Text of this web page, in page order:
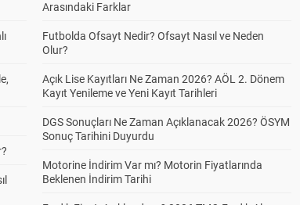
Arasındaki Farklar
Futbolda Ofsayt Nedir? Ofsayt Nasıl ve Neden
Olur?
Açık Lise Kayıtları Ne Zaman 2026? AÖL 2. Dönem
Kayıt Yenileme ve Yeni Kayıt Tarihleri
DGS Sonuçları Ne Zaman Açıklanacak 2026? ÖSYM
Sonuç Tarihini Duyurdu
Motorine İndirim Var mı? Motorin Fiyatlarında
Beklenen İndirim Tarihi